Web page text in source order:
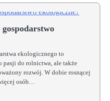
ekologicznego to
pasji do rolnictwa, ale także
rozwój. W dobie rosnącej
osób…